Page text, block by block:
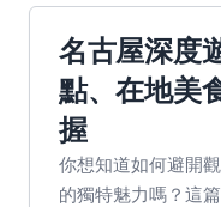
名古屋深度
點、在地美
握
你想知道如何避開
的獨特魅力嗎？這